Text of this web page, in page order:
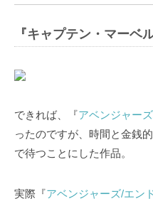
『キャプテン・マーベ
できれば、『アベンジャー
ったのですが、時間と金銭
で待つことにした作品。
実際『アベンジャーズ/エン